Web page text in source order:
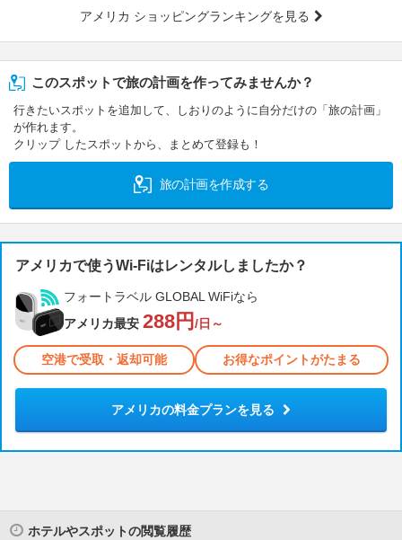
アメリカ ショッピングランキングを見る
このスポットで旅の計画を作ってみませんか？
行きたいスポットを追加して、しおりのように自分だけの「旅の計画」
が作れます。
クリップ したスポットから、まとめて登録も！
旅の計画を作成する
アメリカで使うWi-Fiはレンタルしましたか？
フォートラベル GLOBAL WiFiなら
アメリカ最安 288円 /日～
空港で受取・返却可能 お得なポイントがたまる
アメリカの料金プランを見る
ホテルやスポットの閲覧履歴